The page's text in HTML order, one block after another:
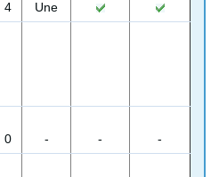
4 Une
0 - - -